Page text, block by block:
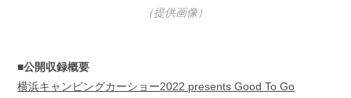
（提供画像）
■公開収録概要
横浜キャンピングカーショー2022 presents Good To Go